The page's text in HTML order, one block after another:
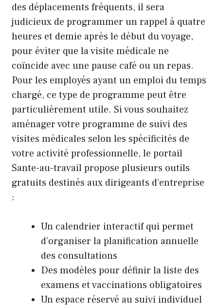
des déplacements fréquents, il sera
judicieux de programmer un rappel à quatre
heures et demie après le début du voyage,
pour éviter que la visite médicale ne
coïncide avec une pause café ou un repas.
Pour les employés ayant un emploi du temps
chargé, ce type de programme peut être
particulièrement utile. Si vous souhaitez
aménager votre programme de suivi des
visites médicales selon les spécificités de
votre activité professionnelle, le portail
Sante-au-travail propose plusieurs outils
gratuits destinés aux dirigeants d’entreprise
:
Un calendrier interactif qui permet
d’organiser la planification annuelle
des consultations
Des modèles pour définir la liste des
examens et vaccinations obligatoires
Un espace réservé au suivi individuel